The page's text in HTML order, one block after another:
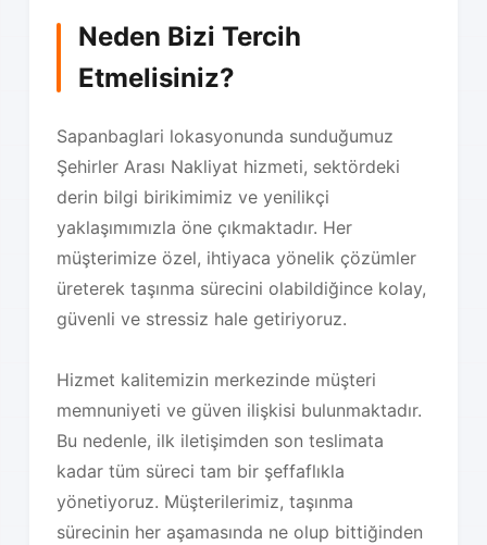
Neden Bizi Tercih
Etmelisiniz?
Sapanbaglari lokasyonunda sunduğumuz
Şehirler Arası Nakliyat hizmeti, sektördeki
derin bilgi birikimimiz ve yenilikçi
yaklaşımımızla öne çıkmaktadır. Her
müşterimize özel, ihtiyaca yönelik çözümler
üreterek taşınma sürecini olabildiğince kolay,
güvenli ve stressiz hale getiriyoruz.
Hizmet kalitemizin merkezinde müşteri
memnuniyeti ve güven ilişkisi bulunmaktadır.
Bu nedenle, ilk iletişimden son teslimata
kadar tüm süreci tam bir şeffaflıkla
yönetiyoruz. Müşterilerimiz, taşınma
sürecinin her aşamasında ne olup bittiğinden